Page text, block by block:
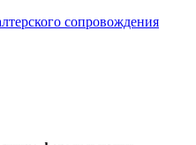
сопровождения